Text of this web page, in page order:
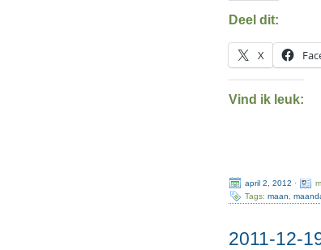
Deel dit:
X
Vind ik leuk:
april 2, 2012 ·
Tags:maan ,
2011-12-